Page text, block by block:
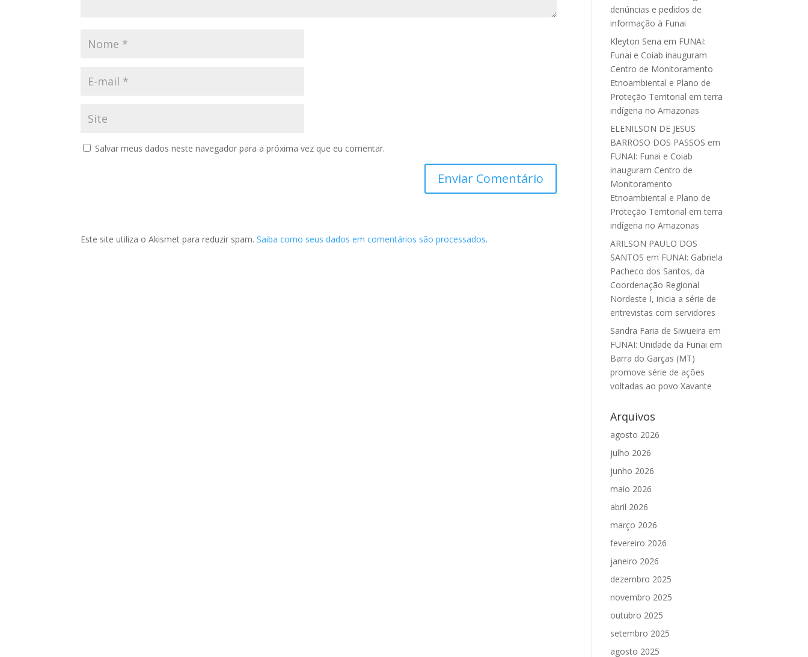
Salvar meus dados neste navegador para a próxima vez que eu comentar.
Este site utiliza o Akismet para reduzir spam.Saiba como seus dados em comentários são processados.
denúncias e pedidos de
informação à Funai
Kleyton Sena em FUNAI:
Funai e Coiab inauguram
Centro de Monitoramento
Etnoambiental e Plano de
Proteção Territorial em terra
indígena no Amazonas
ELENILSON DE JESUS
BARROSO DOS PASSOS em
FUNAI: Funai e Coiab
inauguram Centro de
Monitoramento
Etnoambiental e Plano de
Proteção Territorial em terra
indígena no Amazonas
ARILSON PAULO DOS
SANTOS em FUNAI: Gabriela
Pacheco dos Santos, da
Coordenação Regional
Nordeste I, inicia a série de
entrevistas com servidores
Sandra Faria de Siwueira em
FUNAI: Unidade da Funai em
Barra do Garças (MT)
promove série de ações
voltadas ao povo Xavante
Arquivos
agosto 2026
julho 2026
junho 2026
maio 2026
abril 2026
março 2026
fevereiro 2026
janeiro 2026
dezembro 2025
novembro 2025
outubro 2025
setembro 2025
agosto 2025